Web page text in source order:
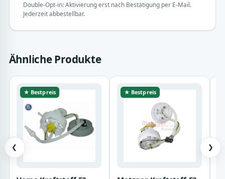
Double-Opt-in: Aktivierung erst nach Bestätigung per E-Mail.
Jederzeit abbestellbar.
Ähnliche Produkte
❮
★ Bestpreis ★ Bestpreis
❯